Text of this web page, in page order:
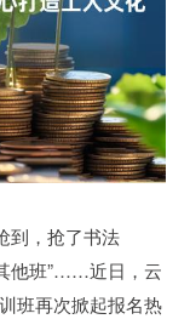
到，抢了书法
他班”……近日，云
班再次掀起报名热